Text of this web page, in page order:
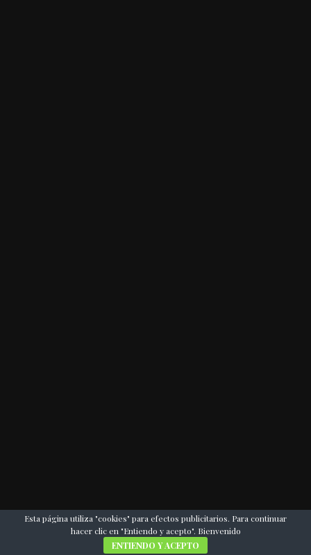
Esta página utiliza "cookies" para efectos publicitarios. Para continuar
hacer clic en "Entiendo y acepto". Bienvenido
ENTIENDO Y ACEPTO